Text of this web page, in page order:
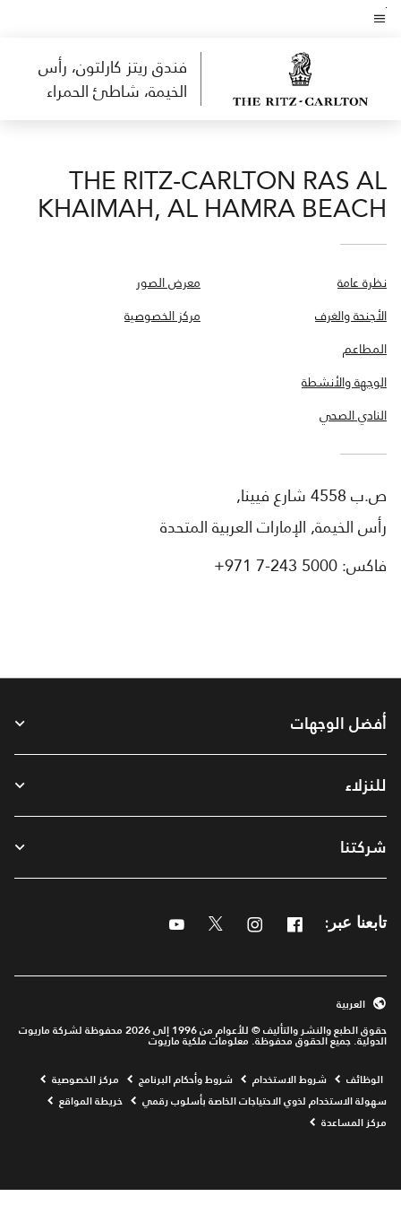
Skip
فندق ريتز كارلتون، رأس
الخيمة، شاطئ الحمراء
THE RITZ-CARLTON RAS AL
KHAIMAH, AL HAMRA BEACH
نظرة عامة
الأجنحة والغرف
المطاعم
الوجهة والأنشطة
النادي الصحي
معرض الصور
مركز الخصوصية
ص.ب 4558 شارع فيينا,
رأس الخيمة, الإمارات العربية المتحدة
فاكس:+971 7-243 5000
أفضل الوجهات
للنزلاء
شركتنا
تابعنا عبر: Facebook
Instagram
Twitter
حقوق الطبع والنشر والتأليف © للأعوام من 1996 إلى 2026 محفوظة لشركة ماريوت
الدولية. جميع الحقوق محفوظة. معلومات ملكية ماريوت
العربية
الوظائف Opens a new window
شروط الاستخدام شروط وأحكام البرنامج
مركز الخصوصية
سهولة الاستخدام لذوي الاحتياجات الخاصة بأسلوب رقمي
خريطة المواقع
مركز المساعدة